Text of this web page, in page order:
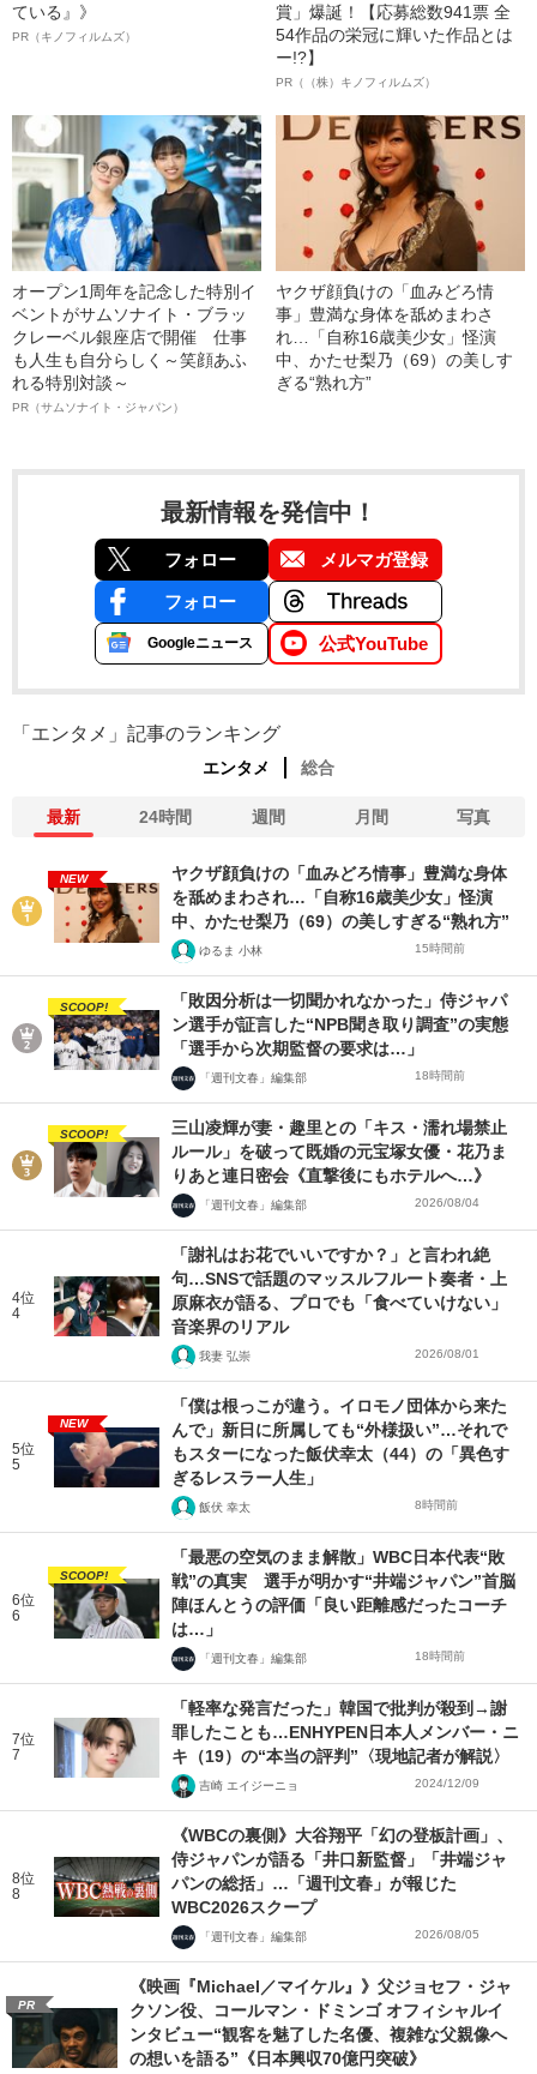
ている』》
PR（キノフィルムズ）
賞」爆誕！【応募総数941票 全
54作品の栄冠に輝いた作品とは
ー!?】
PR（（株）キノフィルムズ）
オープン1周年を記念した特別イ
ベントがサムソナイト・ブラッ
クレーベル銀座店で開催 仕事
も人生も自分らしく～笑顔あふ
れる特別対談～
PR（サムソナイト・ジャパン）
ヤクザ顔負けの「血みどろ情
事」豊満な身体を舐めまわさ
れ…「自称16歳美少女」怪演
中、かたせ梨乃（69）の美しす
ぎる“熟れ方”
最新情報を発信中！
フォロー メルマガ登録
フォロー
Googleニュース 公式YouTube
「エンタメ」記事のランキング
エンタメ 総合
最新 24時間 週間 月間 写真
NEW
ヤクザ顔負けの「血みどろ情事」豊満な身体
を舐めまわされ…「自称16歳美少女」怪演
中、かたせ梨乃（69）の美しすぎる“熟れ方”
ゆるま 小林 15時間前
SCOOP!
「敗因分析は一切聞かれなかった」侍ジャパ
ン選手が証言した“NPB聞き取り調査”の実態
「選手から次期監督の要求は…」
「週刊文春」編集部 18時間前
SCOOP!
三山凌輝が妻・趣里との「キス・濡れ場禁止
ルール」を破って既婚の元宝塚女優・花乃ま
りあと連日密会《直撃後にもホテルへ…》
「週刊文春」編集部 2026/08/04
4位
4
「謝礼はお花でいいですか？」と言われ絶
句…SNSで話題のマッスルフルート奏者・上
原麻衣が語る、プロでも「食べていけない」
音楽界のリアル
我妻 弘崇 2026/08/01
5位
5
NEW
「僕は根っこが違う。イロモノ団体から来た
んで」新日に所属しても“外様扱い”…それで
もスターになった飯伏幸太（44）の「異色す
ぎるレスラー人生」
飯伏 幸太 8時間前
6位
6
SCOOP!
「最悪の空気のまま解散」WBC日本代表“敗
戦”の真実 選手が明かす“井端ジャパン”首脳
陣ほんとうの評価「良い距離感だったコーチ
は…」
「週刊文春」編集部 18時間前
7位
7
「軽率な発言だった」韓国で批判が殺到→謝
罪したことも…ENHYPEN日本人メンバー・ニ
キ（19）の“本当の評判”〈現地記者が解説〉
吉崎 エイジーニョ 2024/12/09
8位
8
《WBCの裏側》大谷翔平「幻の登板計画」、
侍ジャパンが語る「井口新監督」「井端ジャ
パンの総括」…「週刊文春」が報じた
WBC2026スクープ
「週刊文春」編集部 2026/08/05
PR
《映画『Michael／マイケル』》父ジョセフ・ジャ
クソン役、コールマン・ドミンゴ オフィシャルイ
ンタビュー“観客を魅了した名優、複雑な父親像へ
の想いを語る”《日本興収70億円突破》